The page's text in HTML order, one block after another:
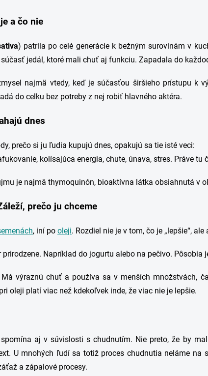
a čo nie
) patrila po celé generácie k bežným surovinám v
jedál, ktoré mali chuť aj funkciu. Zapadala do
najmä vtedy, keď je súčasťou širšieho prístupu k
do celku bez potreby z nej robiť hlavného aktéra.
dnes
prečo si ju ľudia kupujú dnes, opakujú sa tie isté veci:
kolísajúca energia, chute, únava, stres. Práve tu
je najmä thymoquinón, bioaktívna látka obsiahnutá v
prečo ju chceme
, iní po oleji. Rozdiel nie je v tom, čo je „lepšie“,
Napríklad do jogurtu alebo na pečivo.
Má výraznú chuť a používa sa v menších množstvách,
oleji platí viac než kdekoľvek inde, že viac nie je lepšie.
aj v súvislosti s chudnutím. Nie preto, že by
U mnohých ľudí sa totiž proces chudnutia neláme na
a zápalové procesy.